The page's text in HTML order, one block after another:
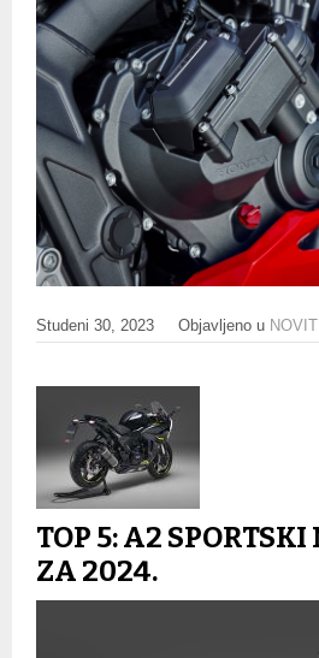
Studeni 30, 2023 Objavljeno u
TOP 5: A2
ZA 2024.